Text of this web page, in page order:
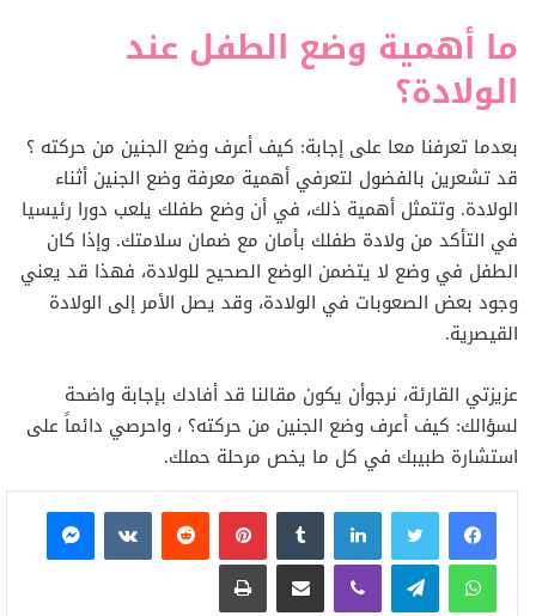
ما أهمية وضع الطفل عند
الولادة؟
بعدما تعرفنا معا على إجابة: كيف أعرف وضع الجنين من حركته ؟
قد تشعرين بالفضول لتعرفي أهمية معرفة وضع الجنين أثناء
الولادة. وتتمثل أهمية ذلك، في أن وضع طفلك يلعب دورا رئيسيا
في التأكد من ولادة طفلك بأمان مع ضمان سلامتك. وإذا كان
الطفل في وضع لا يتضمن الوضع الصحيح للولادة، فهذا قد يعني
وجود بعض الصعوبات في الولادة، وقد يصل الأمر إلى الولادة
القيصرية.
عزيزتي القارئة، نرجوأن يكون مقالنا قد أفادك بإجابة واضحة
لسؤالك: كيف أعرف وضع الجنين من حركته؟ ، واحرصي دائماً على
استشارة طبيبك في كل ما يخص مرحلة حملك.
فيسبوكتويتر لينكدإن بينتيريست
ماسنجر
واتساب تيلقرام ڤايبر مشاركة عبر البريد طباعة